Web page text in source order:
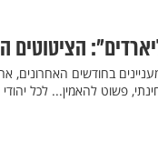
הציטוטים
בחודשים האחרונים,
פשוט להאמין... לכל יהודי